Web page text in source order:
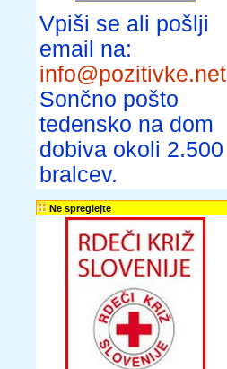
Vpiši se ali pošlji
email na:
info@pozitivke.net
Sončno pošto
tedensko na dom
dobiva okoli 2.500
bralcev.
Ne spreglejte